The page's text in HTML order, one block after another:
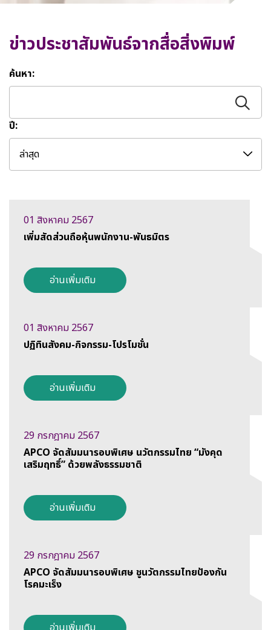
ข่าวประชาสัมพันธ์จากสื่อสิ่งพิมพ์
ค้นหา:
ปี:
ล่าสุด
01 สิงหาคม 2567
เพิ่มสัดส่วนถือหุ้นพนักงาน-พันธมิตร
อ่านเพิ่มเติม
01 สิงหาคม 2567
ปฏิทินสังคม-กิจกรรม-โปรโมชั่น
อ่านเพิ่มเติม
29 กรกฎาคม 2567
APCO จัดสัมมนารอบพิเศษ นวัตกรรมไทย “มังคุด
เสริมฤทธิ์” ด้วยพลังธรรมชาติ
อ่านเพิ่มเติม
29 กรกฎาคม 2567
APCO จัดสัมมนารอบพิเศษ ชูนวัตกรรมไทยป้องกัน
โรคมะเร็ง